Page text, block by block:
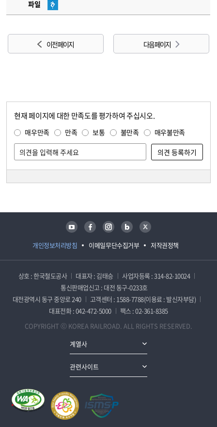
파일
이전 페이지 다음 페이지
현재 페이지에 대한 만족도를 평가하여 주십시오.
매우만족 만족 보통 불만족 매우불만족
개인정보처리방침 이메일무단수집거부 저작권정책
유튜브 페이스북 인스타그램 블로그 트위터
상호 : 한국철도공사 대표자 : 김태승
사업자등록 : 314-82-10024
통신판매업신고 : 대전 동구-0233호
대전광역시 동구 중앙로 240
고객센터 : 1588-7788(이용료 : 발신자부담)
대표전화 : 042-472-5000
팩스 : 02-361-8385
COPYRIGHT ⓒ KOREA RAILROAD. ALL RIGHTS RESERVED.
계열사
관련사이트